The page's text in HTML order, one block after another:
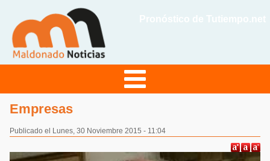
Empresas
Publicado el Lunes, 30 Noviembre 2015 - 11:04